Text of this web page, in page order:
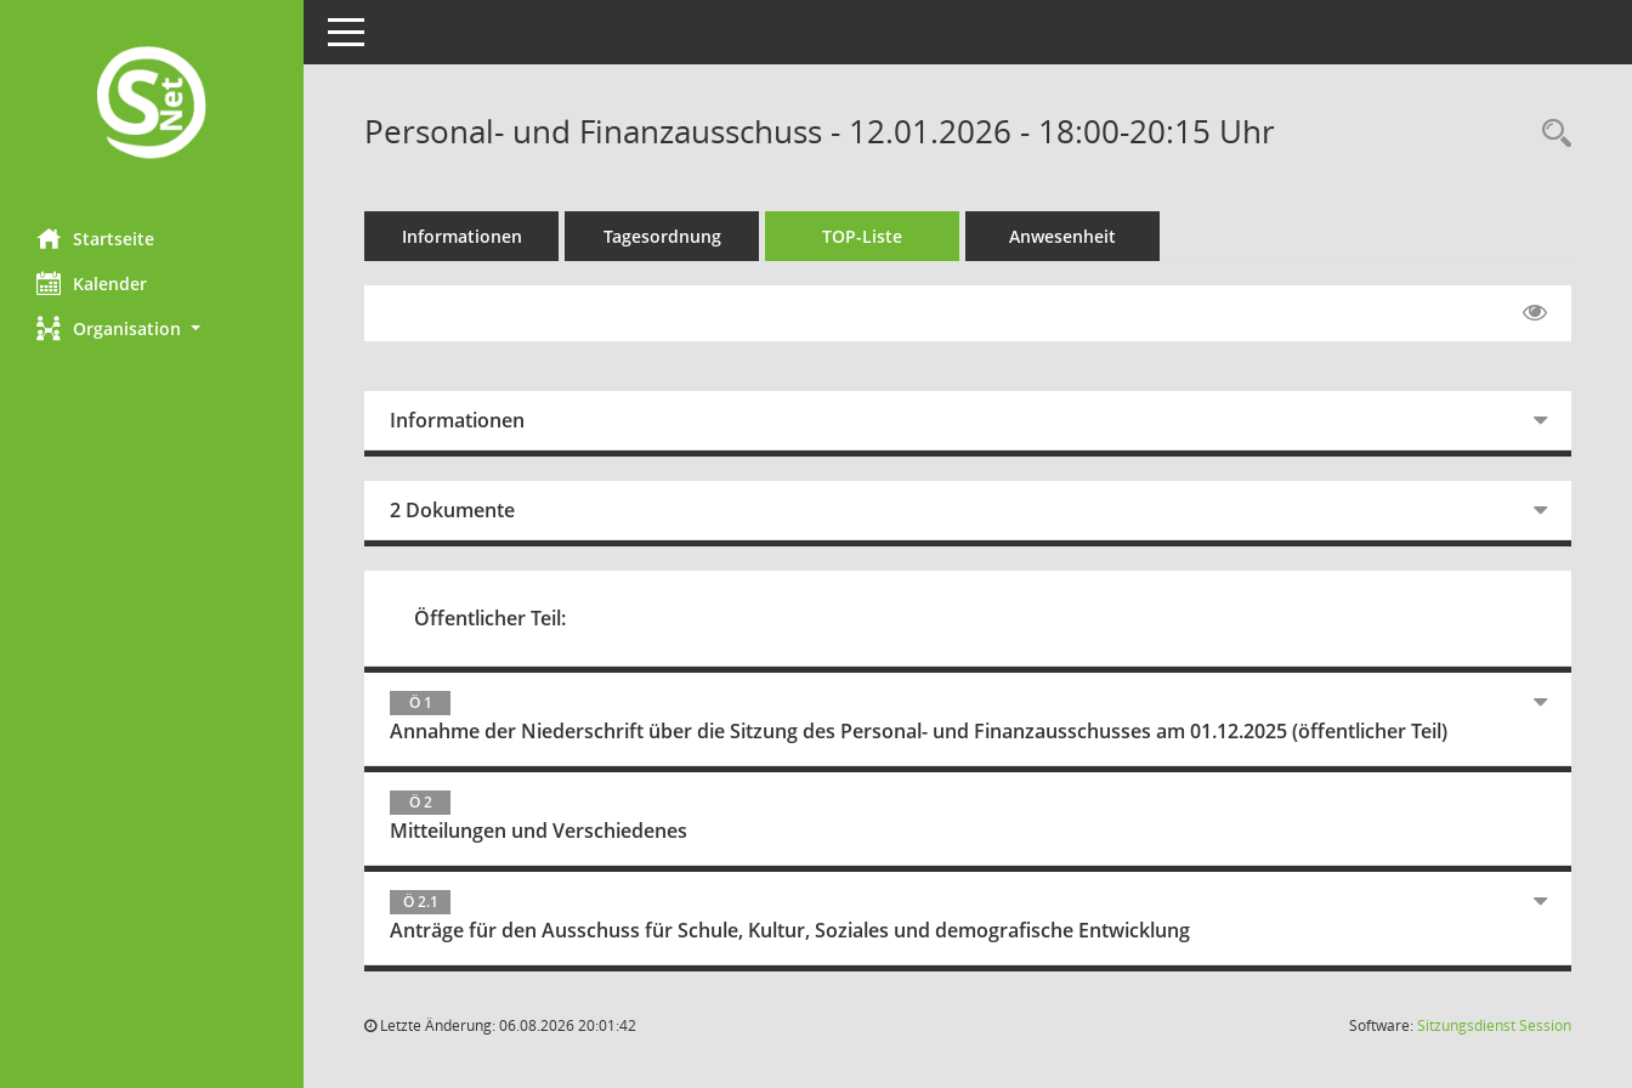
Startseite
Kalender
Organisation
Toggle navigation
Personal- und Finanzausschuss - 12.01.2026 - 18:00-20:15 Uhr
Informationen Tagesordnung TOP-Liste Anwesenheit
Informationen
2 Dokumente
Öffentlicher Teil:
Ö 1
Annahme der Niederschrift über die Sitzung des Personal- und Finanzausschusses am 01.12.2025 (öffentlicher Teil)
Ö 2
Mitteilungen und Verschiedenes
Ö 2.1
Anträge für den Ausschuss für Schule, Kultur, Soziales und demografische Entwicklung
Letzte Änderung: 06.08.2026 20:01:42 Software:SitzungsdienstSession(Wird in